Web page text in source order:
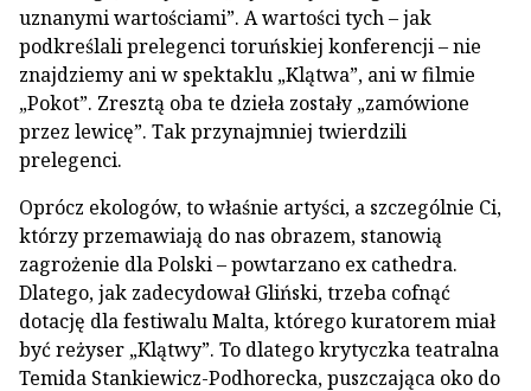
uznanymi wartościami”. A wartości tych – jak
podkreślali prelegenci toruńskiej konferencji – nie
znajdziemy ani w spektaklu „Klątwa”, ani w filmie
„Pokot”. Zresztą oba te dzieła zostały „zamówione
przez lewicę”. Tak przynajmniej twierdzili
prelegenci.
Oprócz ekologów, to właśnie artyści, a szczególnie Ci,
którzy przemawiają do nas obrazem, stanowią
zagrożenie dla Polski – powtarzano ex cathedra.
Dlatego, jak zadecydował Gliński, trzeba cofnąć
dotację dla festiwalu Malta, którego kuratorem miał
być reżyser „Klątwy”. To dlatego krytyczka teatralna
Temida Stankiewicz-Podhorecka, puszczająca oko do